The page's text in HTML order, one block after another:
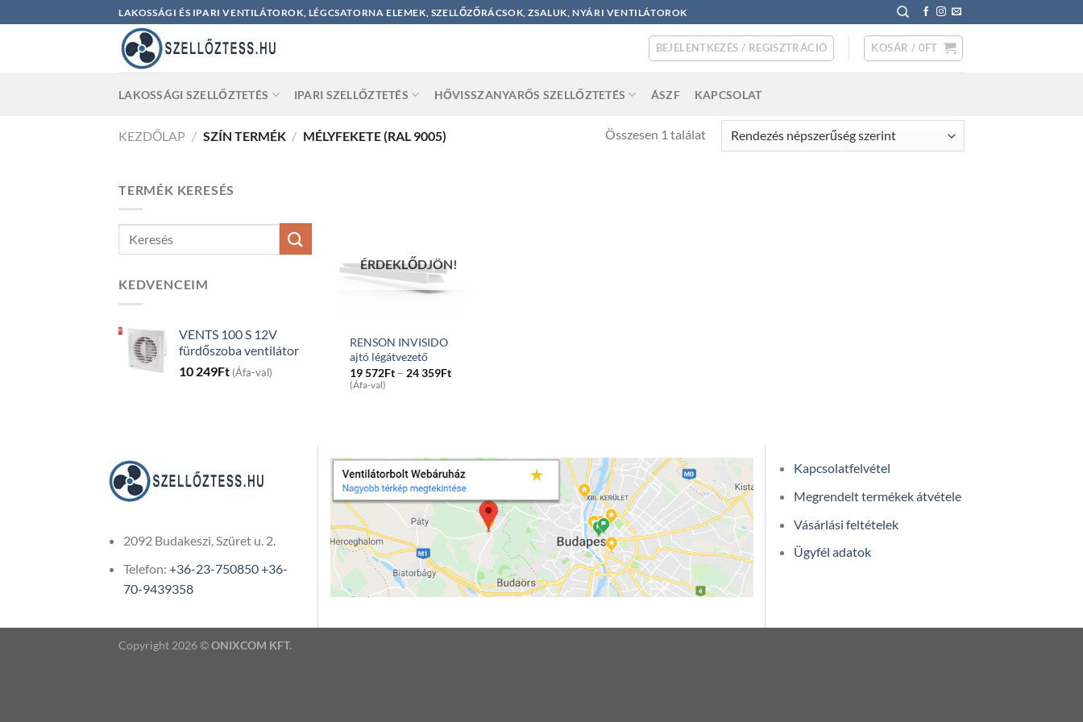
to
LAKOSSÁGI ÉS IPARI VENTILÁTOROK, LÉGCSATORNA ELEMEK, SZELLŐZŐRÁCSOK, ZSALUK, NYÁRI VENTILÁTOROK
BEJELENTKEZÉS / REGISZTRÁCIÓ KOSÁR / 0FT
LAKOSSÁGI SZELLŐZTETÉS IPARI SZELLŐZTETÉS HŐVISSZANYARŐS SZELLŐZTETÉS ÁSZF KAPCSOLAT
KEZDŐLAP / SZÍN TERMÉK / MÉLYFEKETE (RAL 9005) Összesen 1 találat
TERMÉK KERESÉS
KEDVENCEIM
VENTS 100 S 12V
fürdőszoba ventilátor
10 249Ft (Áfa-val)
ÉRDEKLŐDJÖN!
RENSON INVISIDO
ajtó légátvezető
19 572Ft – 24 359FtPrice
(Áfa-val)
2092 Budakeszi, Szüret u. 2.
Telefon: +36-23-750850+36-
70-9439358
Kapcsolatfelvétel
Megrendelt termékek átvétele
Vásárlási feltételek
Ügyfél adatok
Copyright 2026 ©ONIXCOM KFT.